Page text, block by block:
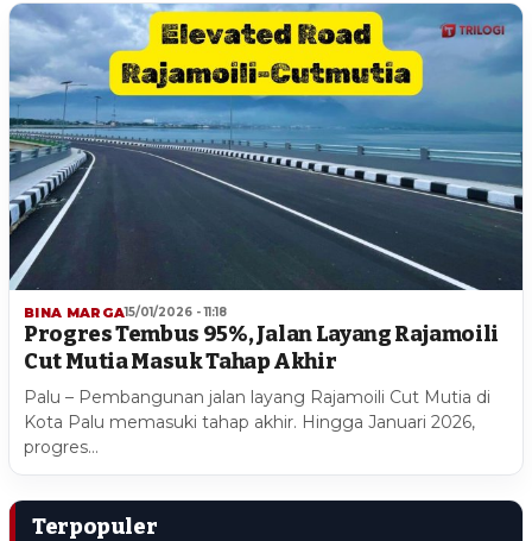
BINA MARGA15/01/2026 - 11:18
Progres Tembus 95%, Jalan Layang Rajamoili
Cut Mutia Masuk Tahap Akhir
Palu – Pembangunan jalan layang Rajamoili Cut Mutia di
Kota Palu memasuki tahap akhir. Hingga Januari 2026,
progres…
Terpopuler